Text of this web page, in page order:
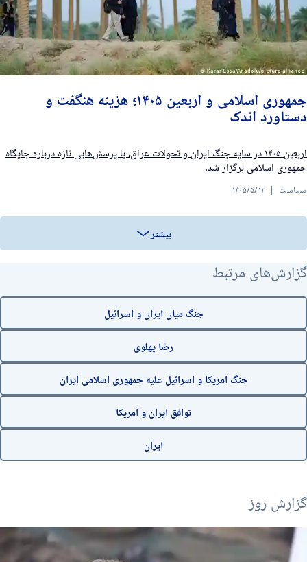
جمهوری اسلامی و اربعین ۱۴۰۵؛ هزینه هنگفت و
اندک
اربعین ۱۴۰۵ در سایه جنگ ایران و تحولات عراق، با پرسش‌هایی تازه درباره جایگاه
اسلامی برگزار شد.
۱۴۰۵/۵/۱۳
بیشتر
مرتبط
جنگ میان ایران و اسرائیل
رضا پهلوی
جنگ آمریکا و اسرائیل علیه جمهوری اسلامی ایران
توافق ایران و آمریکا
ایران
روز
۱۴۰۵ مرداد ۱۷, شنبه
۱۴۰۵ مرداد ۱۶, جمعه
۱۴۰۵ مرداد ۱۵, پنجشنبه